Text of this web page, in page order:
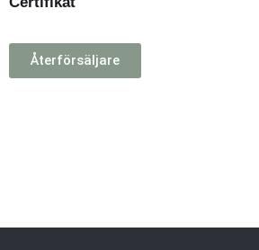
Återförsäljare